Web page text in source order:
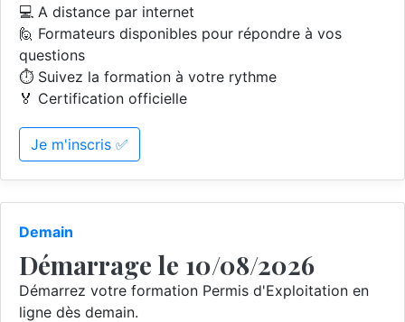
💻 A distance par internet
🙋 Formateurs disponibles pour répondre à vos
questions
⏱️ Suivez la formation à votre rythme
🏅 Certification officielle
Je m'inscris ✅
Demain
Démarrage le 10/08/2026
Démarrez votre formation Permis d'Exploitation en
ligne dès demain.